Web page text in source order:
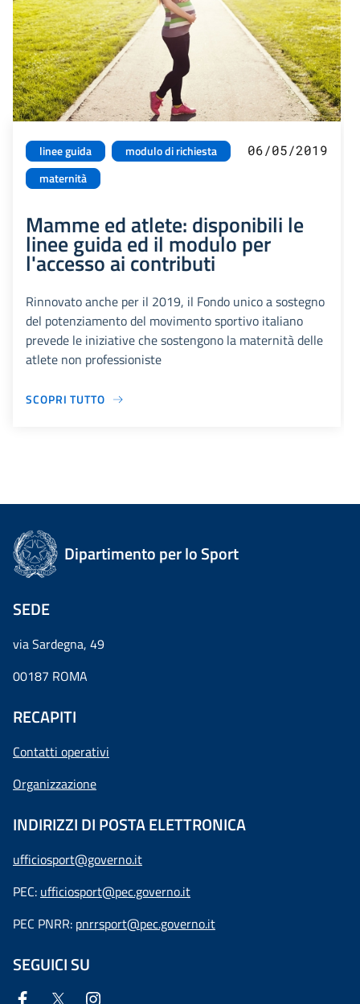
linee guida
modulo di richiesta
maternità
06/05/2019
Mamme ed atlete: disponibili le
linee guida ed il modulo per
l'accesso ai contributi
Rinnovato anche per il 2019, il Fondo unico a sostegno
del potenziamento del movimento sportivo italiano
prevede le iniziative che sostengono la maternità delle
atlete non professioniste
SCOPRI TUTTO
Dipartimento per lo Sport
SEDE
via Sardegna, 49
00187 ROMA
RECAPITI
Contatti operativi
Organizzazione
INDIRIZZI DI POSTA ELETTRONICA
ufficiosport@governo.it
PEC: ufficiosport@pec.governo.it
PEC PNRR: pnrrsport@pec.governo.it
SEGUICI SU